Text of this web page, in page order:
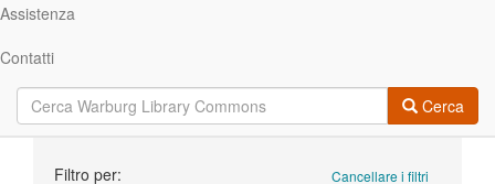
Assistenza
Contatti
Cerca
Cancellare i filtri
Filtro per: